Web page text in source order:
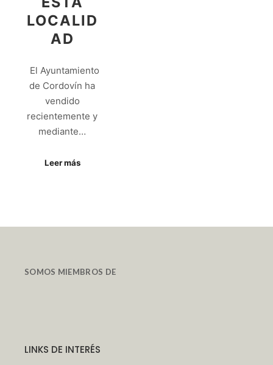
LOCALID
AD
El Ayuntamiento
de Cordovín ha
vendido
recientemente y
mediante…
Leer más
SOMOS MIEMBROS DE
LINKS DE INTERÉS